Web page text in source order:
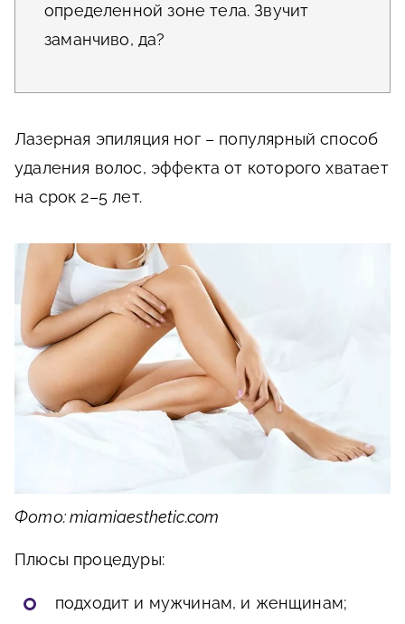
определенной зоне тела. Звучит
заманчиво, да?
Лазерная эпиляция ног – популярный способ
удаления волос, эффекта от которого хватает
на срок 2–5 лет.
Фото: miamiaesthetic.com
Плюсы процедуры:
подходит и мужчинам, и женщинам;